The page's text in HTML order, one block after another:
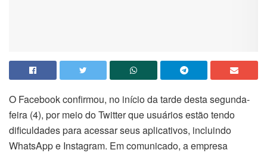
O Facebook confirmou, no início da tarde destasegunda-
feira (4), por meio do Twitter que usuários estão tendo
dificuldades para acessar seus aplicativos, incluindo
WhatsApp e Instagram. Em comunicado, a empresa